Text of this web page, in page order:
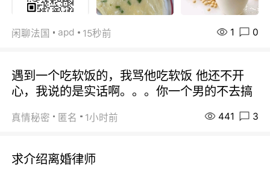
闲聊法国 apd 15秒前 1 0
遇到一个吃软饭的，我骂他吃软饭 他还不开
心，我说的是实话啊。。。你一个男的不去搞
真情秘密 匿名 1小时前 441 3
求介绍离婚律师